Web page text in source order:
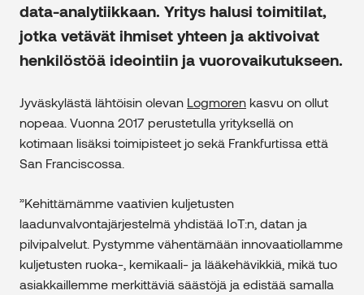
data-analytiikkaan. Yritys halusi toimitilat,
jotka vetävät ihmiset yhteen ja aktivoivat
henkilöstöä ideointiin ja vuorovaikutukseen.
Jyväskylästä lähtöisin olevan Logmoren kasvu on ollut
nopeaa. Vuonna 2017 perustetulla yrityksellä on
kotimaan lisäksi toimipisteet jo sekä Frankfurtissa että
San Franciscossa.
”Kehittämämme vaativien kuljetusten
laadunvalvontajärjestelmä yhdistää IoT:n, datan ja
pilvipalvelut. Pystymme vähentämään innovaatiollamme
kuljetusten ruoka-, kemikaali- ja lääkehävikkiä, mikä tuo
asiakkaillemme merkittäviä säästöjä ja edistää samalla